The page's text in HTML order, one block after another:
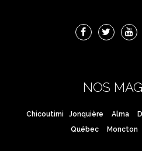
NOS
Chicoutimi Jonquière Alma
Québec
Moncton